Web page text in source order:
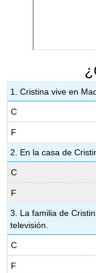
1. Cristina vive en
C
F
2. En la casa de
C
F
3. La familia de
televisión.
C
F